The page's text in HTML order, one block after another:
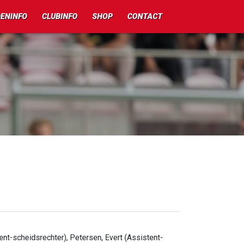
CLUBINFO SHOP CONTACT
scheidsrechter), Petersen, Evert (Assistent-